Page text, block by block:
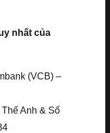
nhất của
(VCB) –
Anh & Số